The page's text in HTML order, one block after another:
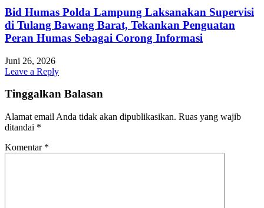
Bid Humas Polda Lampung Laksanakan Supervisi
di Tulang Bawang Barat, Tekankan Penguatan
Peran Humas Sebagai Corong Informasi
Juni 26, 2026
Leave a Reply
Tinggalkan Balasan
Alamat email Anda tidak akan dipublikasikan. Ruas yang wajib
ditandai *
Komentar *